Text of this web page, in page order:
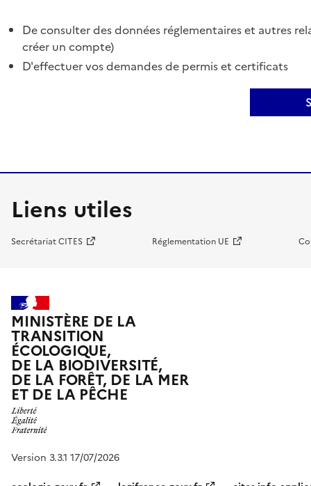
De consulter des données réglementaires et autres
créer un compte)
D'effectuer vos demandes de permis et certificats
Liens utiles
Secrétariat CITES Réglementation UE
MINISTÈRE DE LA
TRANSITION
ÉCOLOGIQUE,
DE LA BIODIVERSITÉ,
DE LA FORÊT, DE LA MER
ET DE LA PÊCHE
Version 3.3.1 17/07/2026